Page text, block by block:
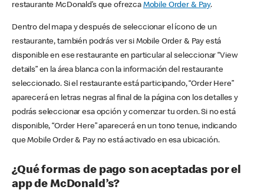
restaurante McDonald’s que ofrezca Mobile Order & Pay.
Dentro del mapa y después de seleccionar el ícono de un
restaurante, también podrás ver si Mobile Order & Pay está
disponible en ese restaurante en particular al seleccionar “View
details” en la área blanca con la información del restaurante
seleccionado. Si el restaurante está participando, “Order Here”
aparecerá en letras negras al final de la página con los detalles y
podrás seleccionar esa opción y comenzar tu orden. Si no está
disponible, “Order Here” aparecerá en un tono tenue, indicando
que Mobile Order & Pay no está activado en esa ubicación.
¿Qué formas de pago son aceptadas por el
app de McDonald’s?